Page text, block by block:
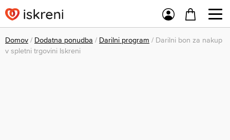
Domov / Dodatna ponudba / Darilni program / Darilni bon za nakup
v spletni trgovini Iskreni